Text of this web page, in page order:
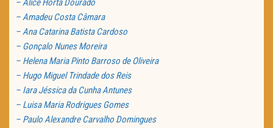
– Alice Horta Dourado
– Amadeu Costa Câmara
– Ana Catarina Batista Cardoso
– Gonçalo Nunes Moreira
– Helena Maria Pinto Barroso de Oliveira
– Hugo Miguel Trindade dos Reis
– Iara Jéssica da Cunha Antunes
– Luisa Maria Rodrigues Gomes
– Paulo Alexandre Carvalho Domingues